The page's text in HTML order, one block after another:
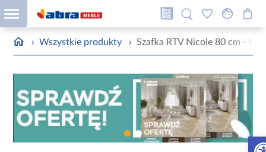
› Wszystkie produkty › Szafka RTV Nicole 80 cm -